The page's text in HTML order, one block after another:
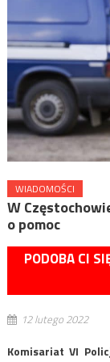
WIADOMOŚCI
W
o pomoc
PODOBA CI
12 lutego 2022
Komisariat VI